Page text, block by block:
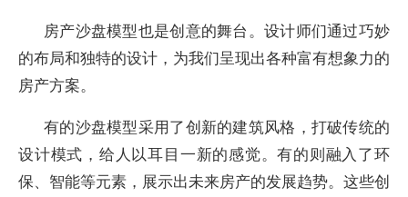
房产沙盘模型也是创意的舞台。设计师们通过巧妙
的布局和独特的设计，为我们呈现出各种富有想象力的
房产方案。
有的沙盘模型采用了创新的建筑风格，打破传统的
设计模式，给人以耳目一新的感觉。有的则融入了环
保、智能等元素，展示出未来房产的发展趋势。这些创